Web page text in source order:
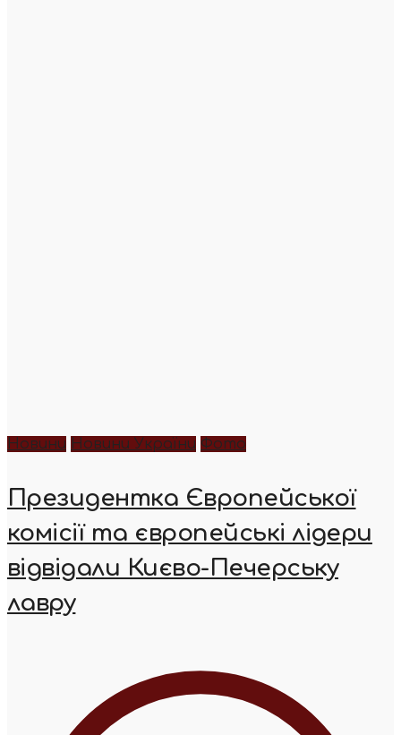
Новини Новини України Фото
Президентка Європейської
комісії та європейські лідери
відвідали Києво-Печерську
лавру